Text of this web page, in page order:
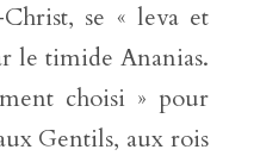
Christ, se « leva et
le timide Ananias.
choisi » pour
Gentils, aux rois